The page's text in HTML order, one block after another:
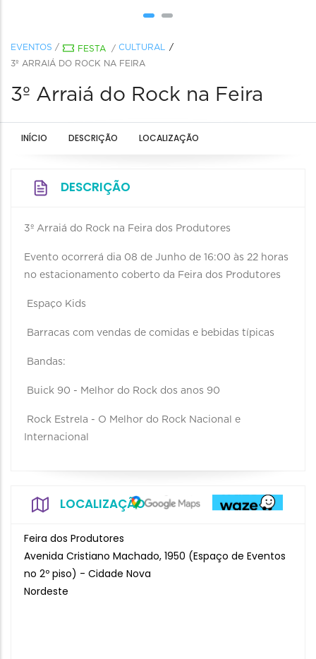
EVENTOS / FESTA / CULTURAL
3º ARRAIÁ DO ROCK NA FEIRA
3º Arraiá do Rock na Feira
INÍCIO DESCRIÇÃO LOCALIZAÇÃO
DESCRIÇÃO
3º Arraiá do Rock na Feira dos Produtores
Evento ocorrerá dia 08 de Junho de 16:00 às 22 horas
no estacionamento coberto da Feira dos Produtores
Espaço Kids
Barracas com vendas de comidas e bebidas típicas
Bandas:
Buick 90 - Melhor do Rock dos anos 90
Rock Estrela - O Melhor do Rock Nacional e
Internacional
LOCALIZAÇÃO
Feira dos Produtores
Avenida Cristiano Machado, 1950 (Espaço de Eventos
no 2º piso) - Cidade Nova
Nordeste